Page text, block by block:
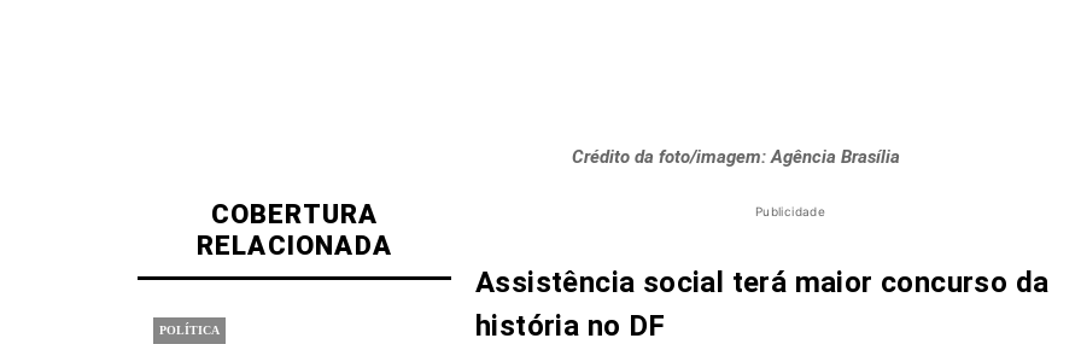
Crédito da foto/imagem: Agência Brasília
COBERTURA
RELACIONADA
POLÍTICA
Publicidade
Assistência social terá maior concurso da
história no DF